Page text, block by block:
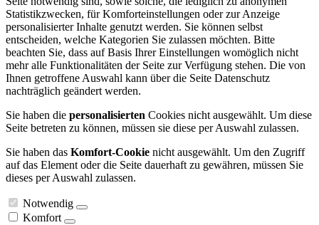
Statistikzwecken, für Komforteinstellungen oder zur Anzeige
personalisierter Inhalte genutzt werden. Sie können selbst
entscheiden, welche Kategorien Sie zulassen möchten. Bitte
beachten Sie, dass auf Basis Ihrer Einstellungen womöglich nicht
mehr alle Funktionalitäten der Seite zur Verfügung stehen. Die von
Ihnen getroffene Auswahl kann über die Seite Datenschutz
nachträglich geändert werden.
Sie haben die personalisierten Cookies nicht ausgewählt. Um diese
Seite betreten zu können, müssen sie diese per Auswahl zulassen.
Sie haben das Komfort-Cookie nicht ausgewählt. Um den Zugriff
auf das Element oder die Seite dauerhaft zu gewähren, müssen Sie
dieses per Auswahl zulassen.
Notwendig
Komfort